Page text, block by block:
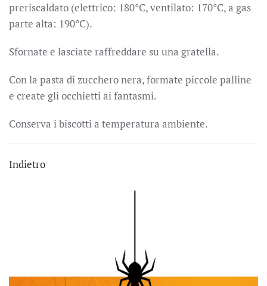
preriscaldato (elettrico: 180°C, ventilato: 170°C, a gas
parte alta: 190°C).
Sfornate e lasciate raffreddare su una gratella.
Con la pasta di zucchero nera, formate piccole palline
e create gli occhietti ai fantasmi.
Conserva i biscotti a temperatura ambiente.
Indietro